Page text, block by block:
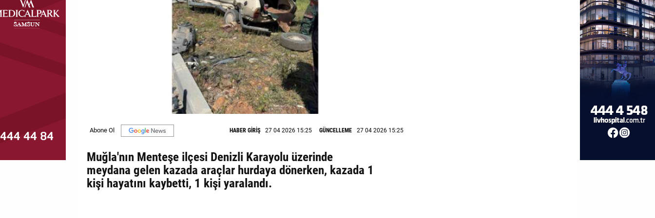
DÜNYA
MAGAZİN
Künye
İletişim
HABER GİRİŞ 27 04 2026 15:25 GÜNCELLEME 27 04 2026 15:25
Muğla'nın Menteşe ilçesi Denizli Karayolu üzerinde
meydana gelen kazada araçlar hurdaya dönerken, kazada 1
kişi hayatını kaybetti, 1 kişi yaralandı.